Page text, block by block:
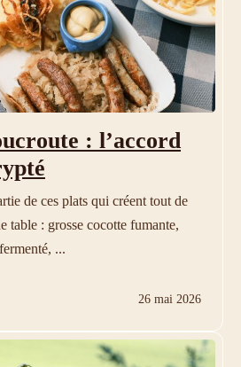
: l’accord
de ces plats qui créent tout de
table : grosse cocotte fumante,
...
26 mai 2026